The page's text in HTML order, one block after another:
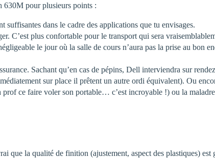
630M pour plusieurs points :
suffisantes dans le cadre des applications que tu envisages.
C’est plus confortable pour le transport qui sera
le jour où la salle de cours n’aura pas la prise au bon
Sachant qu’en cas de pépins, Dell interviendra sur
sur place il prêtent un autre ordi équivalent). Ou
ce faire voler son portable… c’est incroyable !) ou la
que la qualité de finition (ajustement, aspect des plastiques)